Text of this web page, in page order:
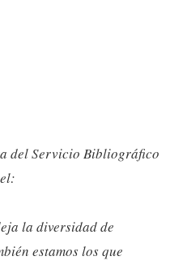
del Servicio Bibliográfico
la diversidad de
estamos los que